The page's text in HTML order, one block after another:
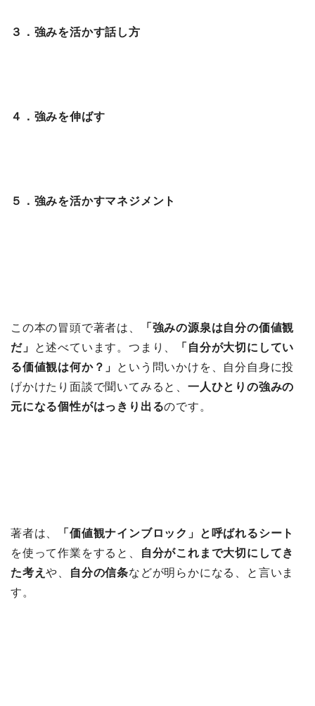
３．強みを活かす話し方
４．強みを伸ばす
５．強みを活かすマネジメント
この本の冒頭で著者は、
「強みの源泉は自分の価値観
だ」
と述べています。つまり、
「自分が大切にしてい
る価値観は何か？」
という問いかけを、自分自身に投
げかけたり面談で聞いてみると、 一人ひとりの強みの
元になる個性がはっきり出るのです。
著者は、
「価値観ナインブロック」と呼ばれるシート
を使って作業をすると、
自分がこれまで大切にしてき
た考えや、 自分の信条などが明らかになる、と言いま
す。